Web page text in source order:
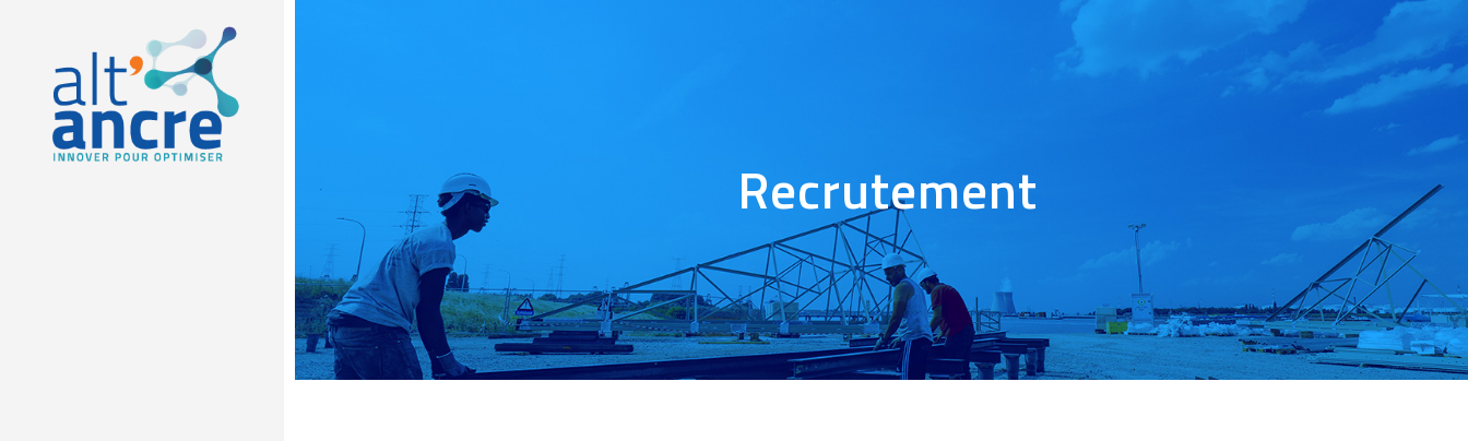
Recrutement